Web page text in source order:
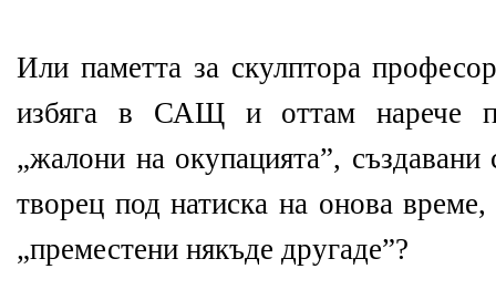
Или паметта за скулптора
избяга в САЩ и оттам нарече
„жалони на окупацията”,
творец под натиска на онова време,
„преместени някъде другаде”?